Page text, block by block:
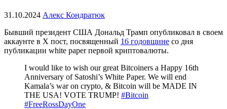
31.10.2024 Алекс Кондратюк
Бывший президент США Дональд Трамп опубликовал в своем
аккаунте в X пост, посвященный 16 годовщине со дня
публикации white paper первой криптовалюты.
I would like to wish our great Bitcoiners a Happy 16th
Anniversary of Satoshi’s White Paper. We will end
Kamala’s war on crypto, & Bitcoin will be MADE IN
THE USA! VOTE TRUMP! #Bitcoin
#FreeRossDayOne